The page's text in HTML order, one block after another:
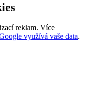
reklam. Více
využívá vaše data.